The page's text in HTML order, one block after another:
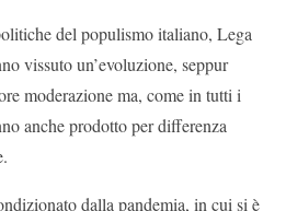
del populismo italiano, Lega
vissuto un’evoluzione, seppur
moderazione ma, come in tutti i
anche prodotto per differenza
dalla pandemia, in cui si è